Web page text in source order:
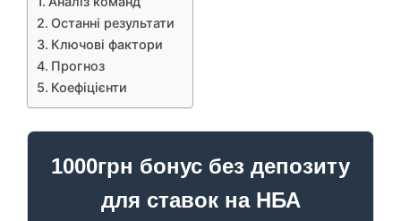
Останні результати
Ключові фактори
Прогноз
Коефіцієнти
1000грн бонус без депозиту
для ставок на НБА